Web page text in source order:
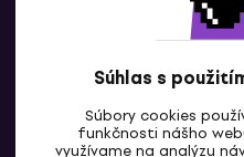
Súhlas s
Súbory cookies
funkčnosti nášho
využívame na analýzu